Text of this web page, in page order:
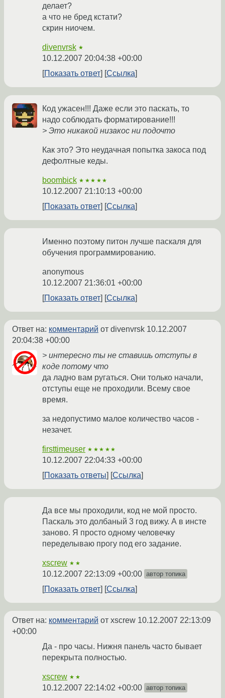
делает?
а что не бред кстати?
скрин ниочем.
divenvrsk ★
10.12.2007 20:04:38 +00:00
Показать ответ
Ссылка
Код ужасен!!! Даже если это паскать, то
надо соблюдать форматирование!!!
> Это никакой низакос ни подочто
Как это? Это неудачная попытка закоса под
дефолтные кеды.
boombick ★★★★★
10.12.2007 21:10:13 +00:00
Показать ответ
Ссылка
Именно поэтому питон лучше паскаля для
обучения программированию.
anonymous
10.12.2007 21:36:01 +00:00
Показать ответ
Ссылка
Ответ на: комментарий от divenvrsk 10.12.2007
20:04:38 +00:00
> интересно ты не ставишь отступы в
коде потому что
да ладно вам ругаться. Они только начали,
отступы еще не проходили. Всему свое
время.
за недопустимо малое количество часов -
незачет.
firsttimeuser ★★★★★
10.12.2007 22:04:33 +00:00
Показать ответы
Ссылка
Да все мы проходили, код не мой просто.
Паскаль это долбаный 3 год вижу. А в инсте
заново. Я просто одному человечку
переделываю прогу под его задание.
xscrew ★★
10.12.2007 22:13:09 +00:00 автор топика
Показать ответ Ссылка
Ответ на: комментарий от xscrew 10.12.2007 22:13:09
+00:00
Да - про часы. Нижня панель часто бывает
перекрыта полностью.
xscrew ★★
10.12.2007 22:14:02 +00:00 автор топика